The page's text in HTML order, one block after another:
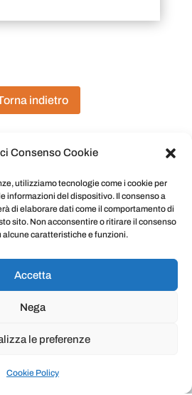
Consenso Cookie
utilizziamo tecnologie come i cookie per
informazioni del dispositivo. Il consenso a
di elaborare dati come il comportamento di
sito. Non acconsentire o ritirare il consenso
caratteristiche e funzioni.
Accetta
Nega
le preferenze
Cookie Policy
indietro
della Deltha Pharma srl |
| Via Ronciglione, 8 00191
+39 0630891089 | Fax: +39
0645227290